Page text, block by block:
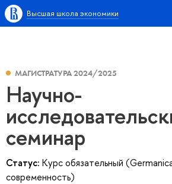
Высшая школа экономики
МАГИСТРАТУРА 2024/2025
Научно-
семинар
Статус: Курс обязательный
современность)